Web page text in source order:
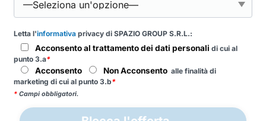
Letta l'informativa privacy di SPAZIO GROUP S.R.L.:
Acconsento al trattamento dei dati personali di cui al
punto 3.a*
Acconsento Non Acconsento alle finalità di
marketing di cui al punto 3.b*
* Campi obbligatori.